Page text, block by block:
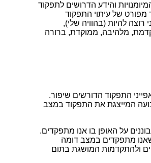
והידע הדרושים לתפקוד
מפורט של עיתוי התפקוד
להיות (בהוויה שלי),
מלהיבה, ממוקדת, ברורה
התפקוד הדורשים שיפור.
המייצגת את התפקוד במצב
על האופן בו אנו מתפקדים.
מתפקדים במצב דומה
ולהתקדמות המושגת בתום